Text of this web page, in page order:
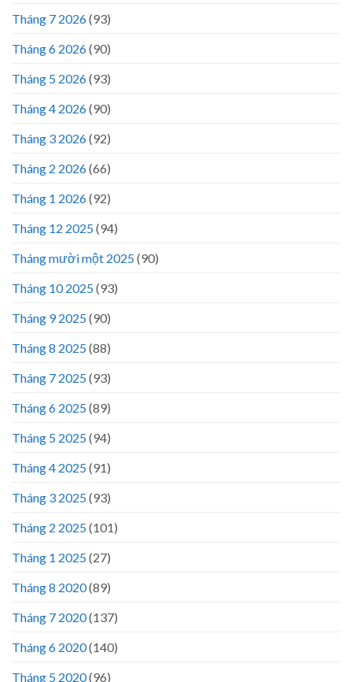
Tháng 7 2026(93)
Tháng 6 2026(90)
Tháng 5 2026(93)
Tháng 4 2026(90)
Tháng 3 2026(92)
Tháng 2 2026(66)
Tháng 1 2026(92)
Tháng 12 2025(94)
Tháng mười một 2025(90)
Tháng 10 2025(93)
Tháng 9 2025(90)
Tháng 8 2025(88)
Tháng 7 2025(93)
Tháng 6 2025(89)
Tháng 5 2025(94)
Tháng 4 2025(91)
Tháng 3 2025(93)
Tháng 2 2025(101)
Tháng 1 2025(27)
Tháng 8 2020(89)
Tháng 7 2020(137)
Tháng 6 2020(140)
Tháng 5 2020(96)